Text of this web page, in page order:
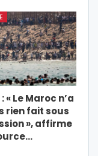
« Le Maroc n’a
rien fait sous
», affirme